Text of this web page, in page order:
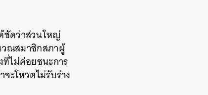
ชัดว่าส่วนใหญ่
วณสมาชิกสภาผู้
ไม่ค่อยชนะการ
ะโหวตไม่รับร่าง